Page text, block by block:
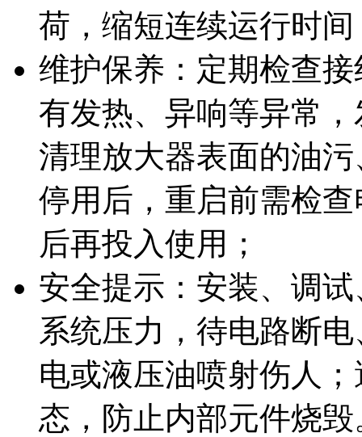
荷，缩短连续运行时间
维护保养：定期检查
有发热、异响等异常
清理放大器表面的油
停用后，重启前需检
后再投入使用；
安全提示：安装、调
系统压力，待电路断
电或液压油喷射伤人
态，防止内部元件烧毁